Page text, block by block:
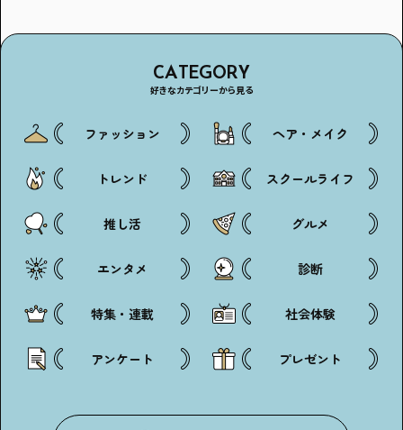
CATEGORY
好きなカテゴリーから見る
ファッション ヘア・メイク
トレンド スクールライフ
推し活 グルメ
エンタメ 診断
特集・連載 社会体験
アンケート プレゼント